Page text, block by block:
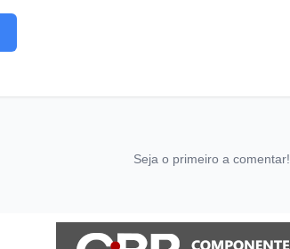
Seja o primeiro a comentar!